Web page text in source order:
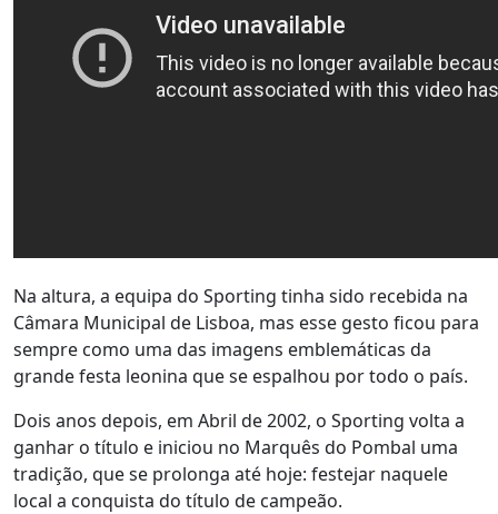
Na altura, a equipa do Sporting tinha sido recebida na
Câmara Municipal de Lisboa, mas esse gesto ficou para
sempre como uma das imagens emblemáticas da
grande festa leonina que se espalhou por todo o país.
Dois anos depois, em Abril de 2002, o Sporting volta a
ganhar o título e iniciou no Marquês do Pombal uma
tradição, que se prolonga até hoje: festejar naquele
local a conquista do título de campeão.